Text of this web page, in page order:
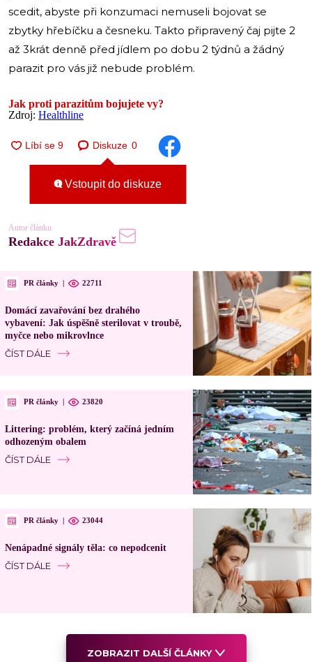
scedit, abyste při konzumaci nemuseli bojovat se
zbytky hřebíčku a česneku. Takto připravený čaj pijte 2
až 3krát denně před jídlem po dobu 2 týdnů a žádný
parazit pro vás již nebude problém.
Jak proti parazitům bojujete vy?
Zdroj: Healthline
Diskuze 0
Vstoupit do diskuze
Autor článku
Redakce JakZdravě
PR články | 22711
Domácí zavařování bez drahého
vybavení: Jak úspěšně sterilovat v troubě,
myčce nebo mikrovlnce
ČÍST DÁLE
PR články | 23820
Littering: problém, který začíná jedním
odhozeným obalem
ČÍST DÁLE
PR články | 23044
Nenápadné signály těla: co nepodcenit
ČÍST DÁLE
ZOBRAZIT DALŠÍ ČLÁNKY